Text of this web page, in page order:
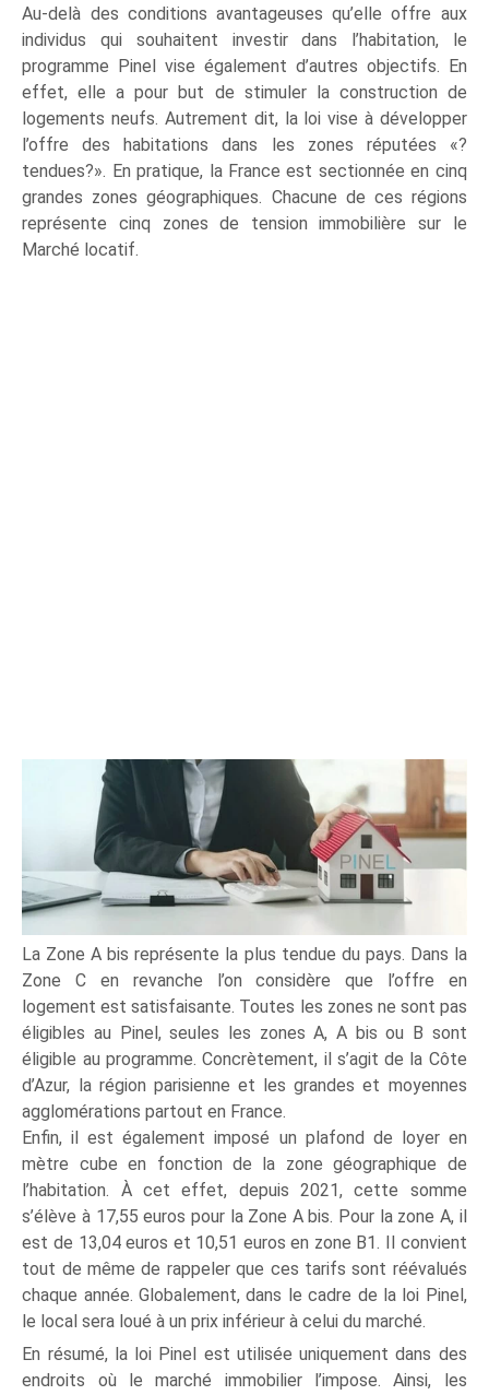
Au-delà des conditions avantageuses qu’elle offre aux
individus qui souhaitent investir dans l’habitation, le
programme Pinel vise également d’autres objectifs. En
effet, elle a pour but de stimuler la construction de
logements neufs. Autrement dit, la loi vise à développer
l’offre des habitations dans les zones réputées «?
tendues?». En pratique, la France est sectionnée en cinq
grandes zones géographiques. Chacune de ces régions
représente cinq zones de tension immobilière sur le
Marché locatif.
La Zone A bis représente la plus tendue du pays. Dans la
Zone C en revanche l’on considère que l’offre en
logement est satisfaisante. Toutes les zones ne sont pas
éligibles au Pinel, seules les zones A, A bis ou B sont
éligible au programme. Concrètement, il s’agit de la Côte
d’Azur, la région parisienne et les grandes et moyennes
agglomérations partout en France.
Enfin, il est également imposé un plafond de loyer en
mètre cube en fonction de la zone géographique de
l’habitation. À cet effet, depuis 2021, cette somme
s’élève à 17,55 euros pour la Zone A bis. Pour la zone A, il
est de 13,04 euros et 10,51 euros en zone B1. Il convient
tout de même de rappeler que ces tarifs sont réévalués
chaque année. Globalement, dans le cadre de la loi Pinel,
le local sera loué à un prix inférieur à celui du marché.
En résumé, la loi Pinel est utilisée uniquement dans des
endroits où le marché immobilier l’impose. Ainsi, les